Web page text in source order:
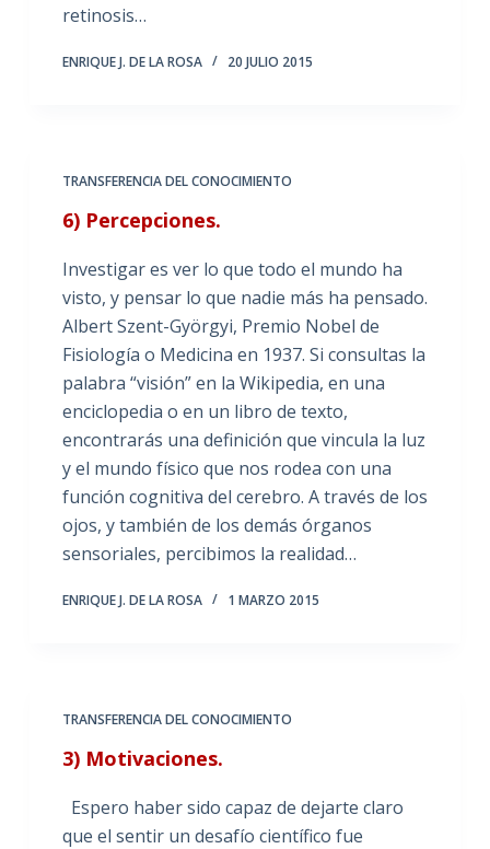
retinosis…
ENRIQUE J. DE LA ROSA 20 JULIO 2015
TRANSFERENCIA DEL CONOCIMIENTO
6) Percepciones.
Investigar es ver lo que todo el mundo ha
visto, y pensar lo que nadie más ha pensado.
Albert Szent-Györgyi, Premio Nobel de
Fisiología o Medicina en 1937. Si consultas la
palabra “visión” en la Wikipedia, en una
enciclopedia o en un libro de texto,
encontrarás una definición que vincula la luz
y el mundo físico que nos rodea con una
función cognitiva del cerebro. A través de los
ojos, y también de los demás órganos
sensoriales, percibimos la realidad…
ENRIQUE J. DE LA ROSA 1 MARZO 2015
TRANSFERENCIA DEL CONOCIMIENTO
3) Motivaciones.
Espero haber sido capaz de dejarte claro
que el sentir un desafío científico fue